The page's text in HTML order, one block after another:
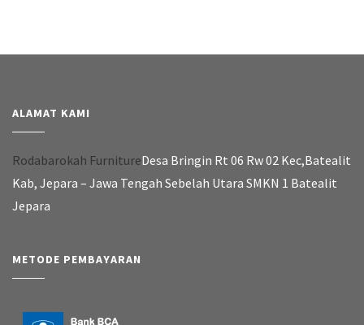
ALAMAT KAMI
Rodabarokah FurnitureDesa Bringin Rt 06 Rw 02 Kec,Batealit
Kab, Jepara – Jawa Tengah Sebelah Utara SMKN 1 Batealit
Jepara
METODE PEMBAYARAN